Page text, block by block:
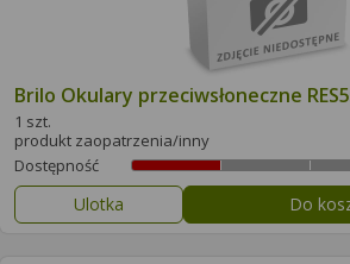
Brilo Okulary przeciwsłoneczne
1 szt.
produkt zaopatrzenia/inny
Dostępność
Ulotka Do